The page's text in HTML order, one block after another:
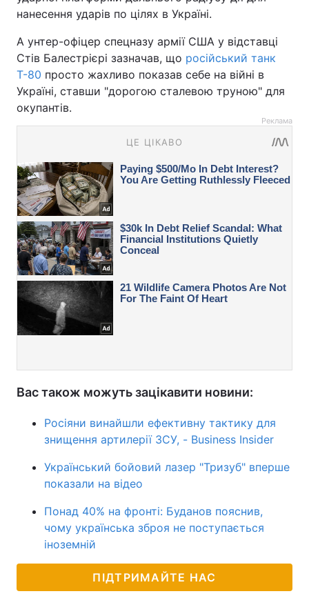
нанесення ударів по цілях в Україні.
А унтер-офіцер спецназу армії США у відставці
Стів Балестрієрі зазначав, що російський танк
Т-80 просто жахливо показав себе на війні в
Україні, ставши "дорогою сталевою труною" для
окупантів.
Реклама
Вас також можуть зацікавити новини:
Росіяни винайшли ефективну тактику для
знищення артилерії ЗСУ, - Business Insider
Український бойовий лазер "Тризуб" вперше
показали на відео
Понад 40% на фронті: Буданов пояснив,
чому українська зброя не поступається
іноземній
ПІДТРИМАЙТЕ НАС